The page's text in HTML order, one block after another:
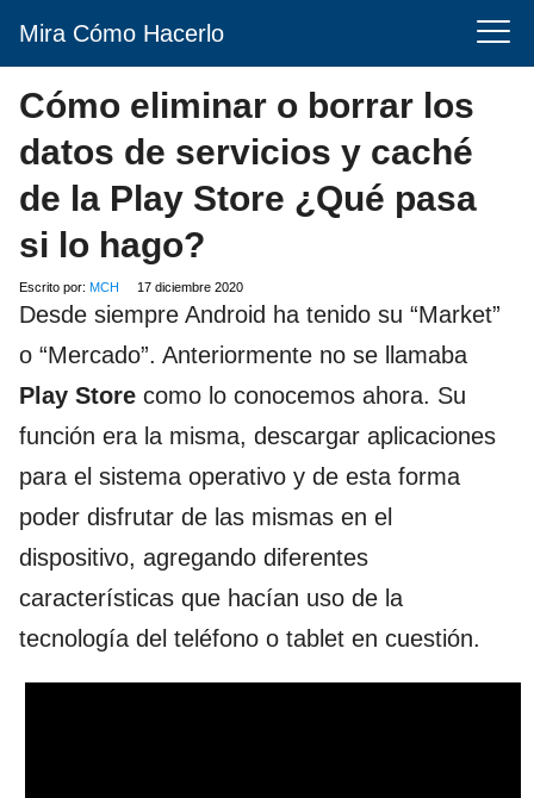
Mira Cómo Hacerlo
Cómo eliminar o borrar los
datos de servicios y caché
de la Play Store ¿Qué pasa
si lo hago?
Escrito por: MCH 17 diciembre 2020
Desde siempre Android ha tenido su “Market”
o “Mercado”. Anteriormente no se llamaba
Play Store como lo conocemos ahora. Su
función era la misma, descargar aplicaciones
para el sistema operativo y de esta forma
poder disfrutar de las mismas en el
dispositivo, agregando diferentes
características que hacían uso de la
tecnología del teléfono o tablet en cuestión.